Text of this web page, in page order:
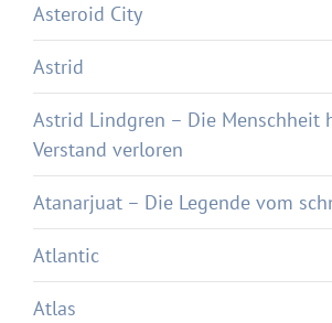
Asteroid City
Astrid
Astrid Lindgren – Die Menschheit
Verstand verloren
Atanarjuat – Die Legende vom
Atlantic
Atlas